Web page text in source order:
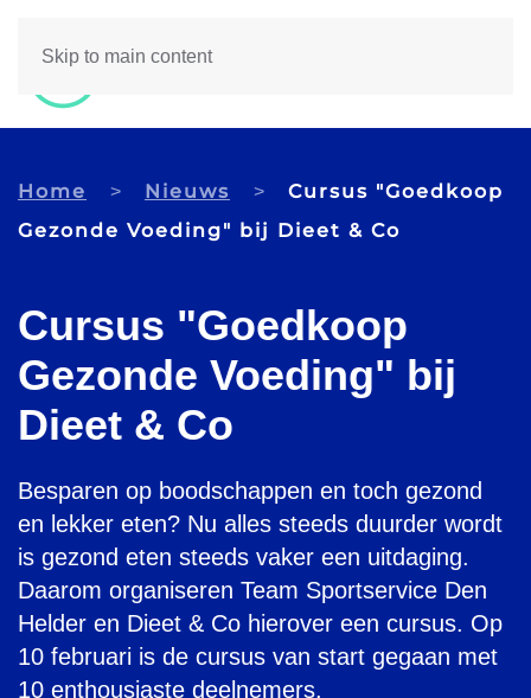
Skip to main content
Home Nieuws
Cursus "Goedkoop
Gezonde Voeding" bij Dieet & Co
Cursus "Goedkoop
Gezonde Voeding" bij
Dieet & Co
Besparen op boodschappen en toch gezond
en lekker eten? Nu alles steeds duurder wordt
is gezond eten steeds vaker een uitdaging.
Daarom organiseren Team Sportservice Den
Helder en Dieet & Co hierover een cursus. Op
10 februari is de cursus van start gegaan met
10 enthousiaste deelnemers.